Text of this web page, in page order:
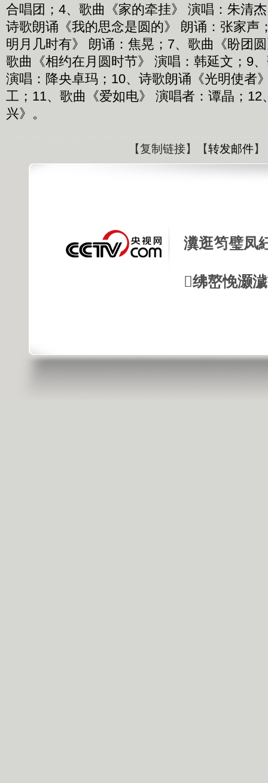
合唱团；4、歌曲《家的牵挂》 演唱：朱清
诗歌朗诵《我的思念是圆的》 朗诵：张家声
明月几时有》 朗诵：焦晃；7、歌曲《盼团
歌曲《相约在月圆时节》 演唱：韩延文；9
演唱：降央卓玛；10、诗歌朗诵《光明使者
工；11、歌曲《爱如电》 演唱者：谭晶；12
兴》。
【复制链接】【转发邮件】
瀵逛笉璧凤
绋嶅悗灏